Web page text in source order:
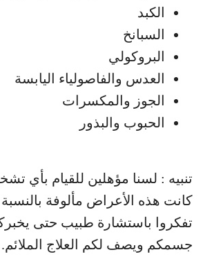
الكبد
السبانخ
البروكولي
العدس والفاصولياء اليابسة
الجوز والمكسرات
الحبوب والبذور
تنبيه : لسنا مؤهلين للقيام بأي
كانت هذه الأعراض مألوفة
تفكروا باستشارة طبيب حتى
جسمكم ويصف لكم العلاج الملائم.